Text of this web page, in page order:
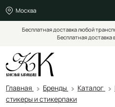
Москва
Бесплатная доставка любой
Бесплатная доставка
Главная Бренды Каталог
стикеры и стикерпаки